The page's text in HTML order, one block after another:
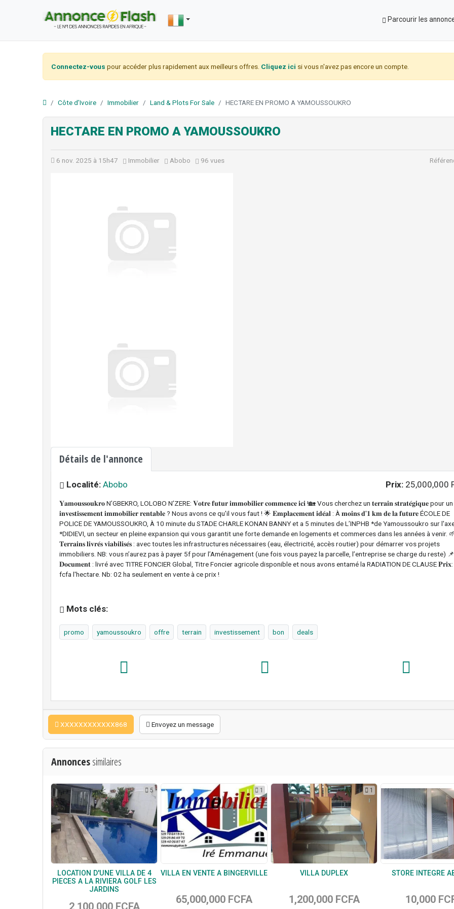
Parcourir les
Connectez-vous pour accéder plus rapidement aux meilleurs offres. Cliquez ici si vous n'avez pas encore un compte.
Côte d’Ivoire Immobilier Land & Plots For Sale HECTARE EN PROMO A YAMOUSSOUKRO
HECTARE EN PROMO A YAMOUSSOUKRO
6 nov. 2025 à 15h47 Immobilier Abobo 96 vues
Détails de l'annonce
Localité: Abobo Prix: 25,000,000
𝐘𝐚𝐦𝐨𝐮𝐬𝐬𝐨𝐮𝐤𝐫𝐨 N’GBEKRO, LOLOBO N’ZERE: 𝐕𝐨𝐭𝐫𝐞 𝐟𝐮𝐭𝐮𝐫 𝐢𝐦𝐦𝐨𝐛𝐢𝐥𝐢𝐞𝐫 𝐜𝐨𝐦𝐦𝐞𝐧𝐜𝐞 𝐢𝐜𝐢 !🏡 Vous cherchez un 𝐭𝐞𝐫𝐫𝐚𝐢𝐧 𝐬𝐭𝐫𝐚𝐭𝐞́𝐠𝐢𝐪𝐮𝐞 pour un
𝐢𝐧𝐯𝐞𝐬𝐭𝐢𝐬𝐬𝐞𝐦𝐞𝐧𝐭 𝐢𝐦𝐦𝐨𝐛𝐢𝐥𝐢𝐞𝐫 𝐫𝐞𝐧𝐭𝐚𝐛𝐥𝐞 ? Nous avons ce qu'il vous faut ! 🌟 𝐄𝐦𝐩𝐥𝐚𝐜𝐞𝐦𝐞𝐧𝐭 𝐢𝐝𝐞́𝐚𝐥 : À 𝐦𝐨𝐢𝐧𝐬 𝐝'𝟏 𝐤𝐦 𝐝𝐞 𝐥𝐚 𝐟𝐮𝐭𝐮𝐫𝐞 ÉCOLE DE
POLICE DE YAMOUSSOUKRO, À 10 minute du STADE CHARLE KONAN BANNY et a 5 minutes de L’INPHB *de Yamoussoukro sur
*DIDIEVI, un secteur en pleine expansion qui vous garantit une forte demande en logements et commerces dans les années à venir.
𝐓𝐞𝐫𝐫𝐚𝐢𝐧𝐬 𝐥𝐢𝐯𝐫𝐞́𝐬 𝐯𝐢𝐚𝐛𝐢𝐥𝐢𝐬𝐞́𝐬 : avec toutes les infrastructures nécessaires (eau, électricité, accès routier) pour démarrer vos projets
immobiliers. NB: vous n’aurez pas à payer 5f pour l’Aménagement (une fois vous payez la parcelle, l’entreprise se charge du reste) 📌
𝐃𝐨𝐜𝐮𝐦𝐞𝐧𝐭 : livré avec TITRE FONCIER Global, Titre Foncier agricole disponible et nous avons entamé la RADIATION DE CLAUSE
fcfa l'hectare. Nb: 02 ha seulement en vente à ce prix !
Mots clés:
promo yamoussoukro offre terrain investissement bon deals
XXXXXXXXXXXX868 Envoyez un message
Annoncessimilaires
5
LOCATION D'UNE VILLA DE 4
PIECES A LA RIVIERA GOLF LES
JARDINS
2,100,000 FCFA
1
VILLA EN VENTE A BINGERVILLE
65,000,000 FCFA
1
VILLA DUPLEX
1,200,000 FCFA
STORE INTEGRE
10,000